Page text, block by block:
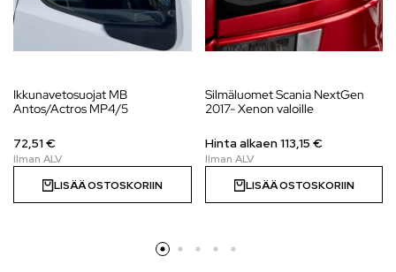
Ikkunavetosuojat MB
Antos/Actros MP4/5
72,51 €
LISÄÄ OSTOSKORIIN
Silmäluomet Scania NextGen
2017- Xenon valoille
Hinta alkaen113,15 €
LISÄÄ OSTOSKORIIN